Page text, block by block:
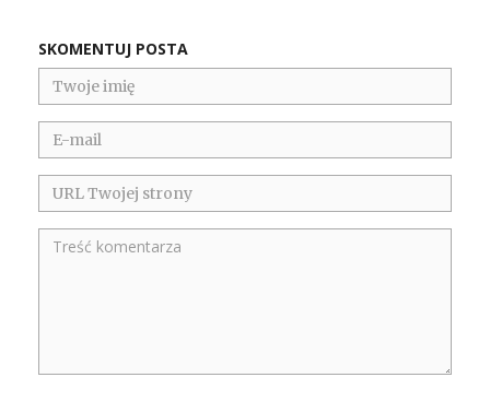
SKOMENTUJ POSTA